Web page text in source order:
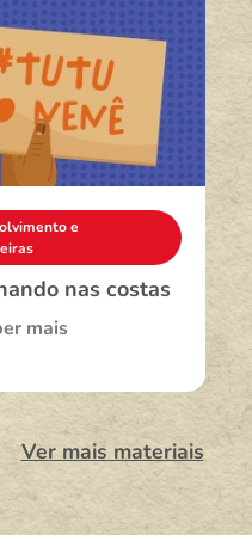
e
nas costas
mais
Ver mais materiais